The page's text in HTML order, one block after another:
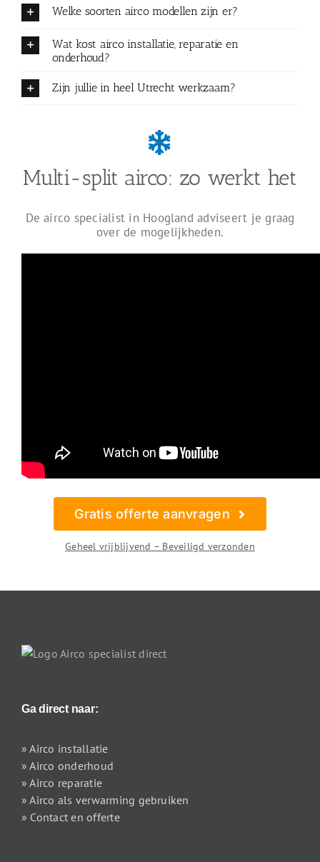
Welke soorten airco modellen zijn er?
Wat kost airco installatie, reparatie en
onderhoud?
Zijn jullie in heel Utrecht werkzaam?
Multi-split airco: zo werkt het
De airco specialist in Hoogland adviseert je graag
over de mogelijkheden.
Gratis offerte aanvragen
Geheel vrijblijvend – Beveiligd verzonden
Ga direct naar:
» Airco installatie
» Airco onderhoud
» Airco reparatie
» Airco als verwarming gebruiken
» Contact en offerte